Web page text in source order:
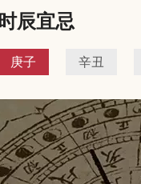
时辰宜忌
庚子 辛丑